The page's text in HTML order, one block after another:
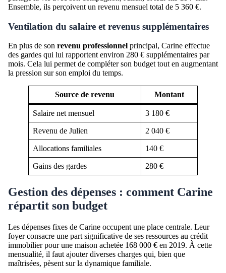
Ensemble, ils perçoivent un revenu mensuel total de 5 360 €.
Ventilation du salaire et revenus supplémentaires
En plus de son revenu professionnel principal, Carine effectue
des gardes qui lui rapportent environ 280 € supplémentaires par
mois. Cela lui permet de compléter son budget tout en augmentant
la pression sur son emploi du temps.
Source de revenu Montant
Salaire net mensuel 3 180 €
Revenu de Julien 2 040 €
Allocations familiales 140 €
Gains des gardes 280 €
Gestion des dépenses : comment Carine
répartit son budget
Les dépenses fixes de Carine occupent une place centrale. Leur
foyer consacre une part significative de ses ressources au crédit
immobilier pour une maison achetée 168 000 € en 2019. À cette
mensualité, il faut ajouter diverses charges qui, bien que
maîtrisées, pèsent sur la dynamique familiale.